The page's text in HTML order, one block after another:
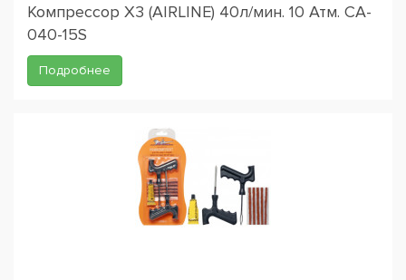
Компрессор X3 (AIRLINE) 40л/мин. 10 Атм. CA-
040-15S
Подробнее